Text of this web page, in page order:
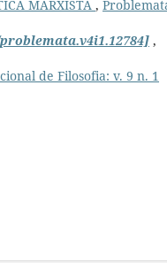
MARXISTA ,
,
de Filosofia: v. 9 n. 1